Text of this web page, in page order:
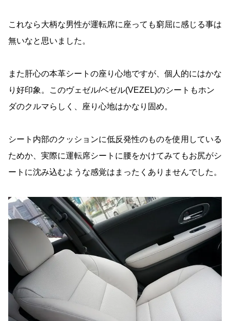
これなら大柄な男性が運転席に座っても窮屈に感じる事は
無いなと思いました。
また肝心の本革シートの座り心地ですが、個人的にはかな
り好印象。このヴェゼル/ベゼル(VEZEL)のシートもホン
ダのクルマらしく、座り心地はかなり固め。
シート内部のクッションに低反発性のものを使用している
ためか、実際に運転席シートに腰をかけてみてもお尻がシ
ートに沈み込むような感覚はまったくありませんでした。